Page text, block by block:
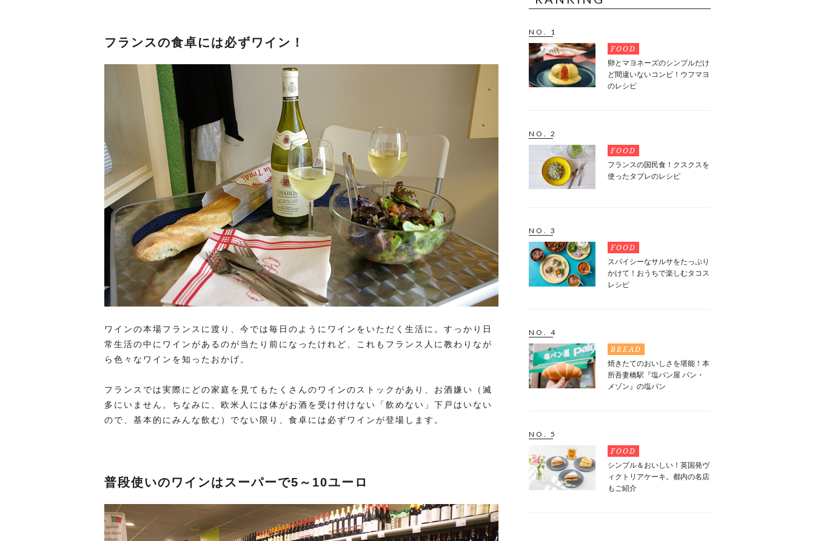
フランスの食卓には必ずワイン！
ワインの本場フランスに渡り、今では毎日のようにワインをいただく生活に。すっかり日
常生活の中にワインがあるのが当たり前になったけれど、これもフランス人に教わりなが
ら色々なワインを知ったおかげ。
フランスでは実際にどの家庭を見てもたくさんのワインのストックがあり、お酒嫌い（滅
多にいません。ちなみに、欧米人には体がお酒を受け付けない「飲めない」下戸はいない
ので、基本的にみんな飲む）でない限り、食卓には必ずワインが登場します。
普段使いのワインはスーパーで5～10ユーロ
NO. 1
FOOD
卵とマヨネーズのシンプルだけ
ど間違いないコンビ！ウフマヨ
のレシピ
NO. 2
FOOD
フランスの国民食！クスクスを
使ったタブレのレシピ
NO. 3
FOOD
スパイシーなサルサをたっぷり
かけて！おうちで楽しむタコス
レシピ
NO. 4
BREAD
焼きたてのおいしさを堪能！本
所吾妻橋駅『塩パン屋 パン・
メゾン』の塩パン
NO. 5
FOOD
シンプル＆おいしい！英国発ヴ
ィクトリアケーキ。都内の名店
もご紹介